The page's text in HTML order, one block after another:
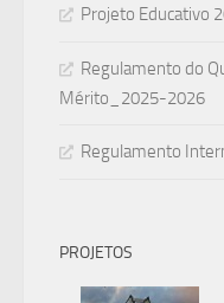
Projeto Educativo
Regulamento do
Mérito_2025-2026
Regulamento
PROJETOS